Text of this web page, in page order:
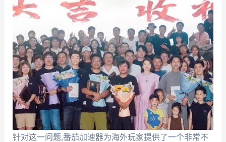
针对这一问题,番茄加速器为海外玩家提供了一个非常不